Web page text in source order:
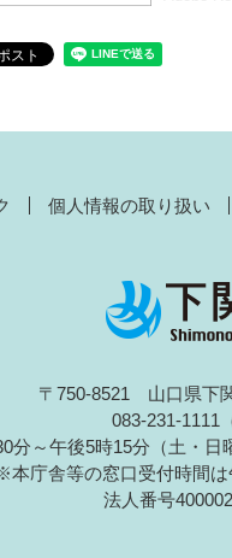
個人情報の取り扱い
〒750-8521 山口県下
083-231-1111
分～午後5時15分（土・
本庁舎等の窓口受付時間は
法人番号